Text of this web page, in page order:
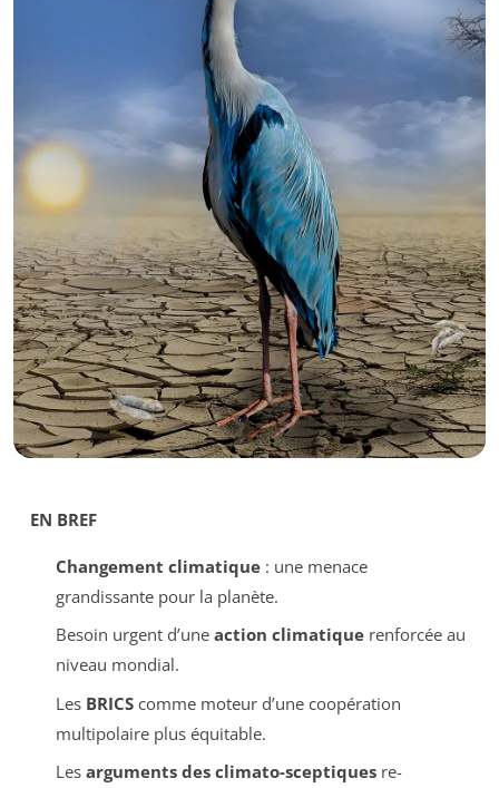
EN BREF
Changement climatique: une menace
grandissante pour la planète.
Besoin urgent d’une action climatiquerenforcée au
niveau mondial.
Les BRICScomme moteur d’une coopération
multipolaire plus équitable.
Les arguments des climato-sceptiquesre-